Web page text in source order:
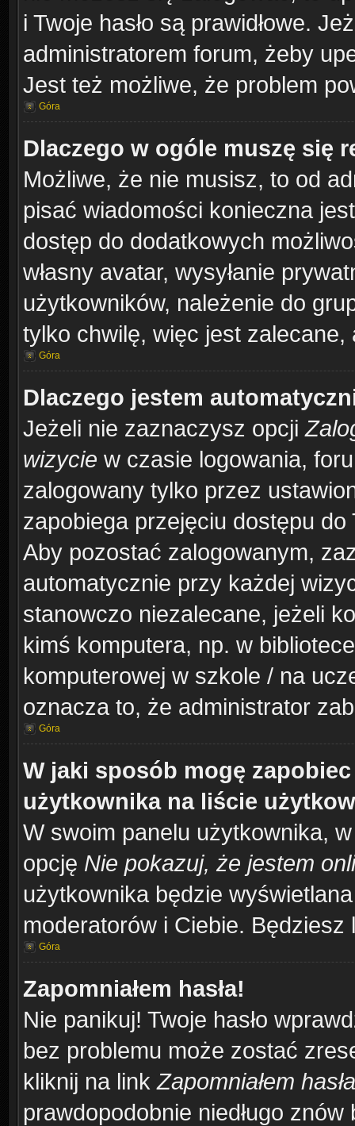
i Twoje hasło są prawidłowe.
administratorem forum, żeby
Jest też możliwe, że problem
Góra
Dlaczego w ogóle muszę się
Możliwe, że nie musisz, to od
pisać wiadomości konieczna
dostęp do dodatkowych
własny avatar, wysyłanie
użytkowników, należenie do
tylko chwilę, więc jest zalecane,
Góra
Dlaczego jestem
Jeżeli nie zaznaczysz opcji
wizycie w czasie logowania,
zalogowany tylko przez
zapobiega przejęciu dostępu
Aby pozostać zalogowanym,
automatycznie przy każdej
stanowczo niezalecane, jeżeli
kimś komputera, np. w
komputerowej w szkole / na
oznacza to, że administrator
Góra
W jaki sposób mogę
użytkownika na liście
W swoim panelu użytkownika,
opcję Nie pokazuj, że jestem
użytkownika będzie
moderatorów i Ciebie.
Góra
Zapomniałem hasła!
Nie panikuj! Twoje hasło
bez problemu może zostać
kliknij na linkZapomniałem hasła
prawdopodobnie niedługo